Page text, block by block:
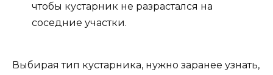
чтобы кустарник не разрастался на
соседние участки.
Выбирая тип кустарника, нужно заранее узнать,